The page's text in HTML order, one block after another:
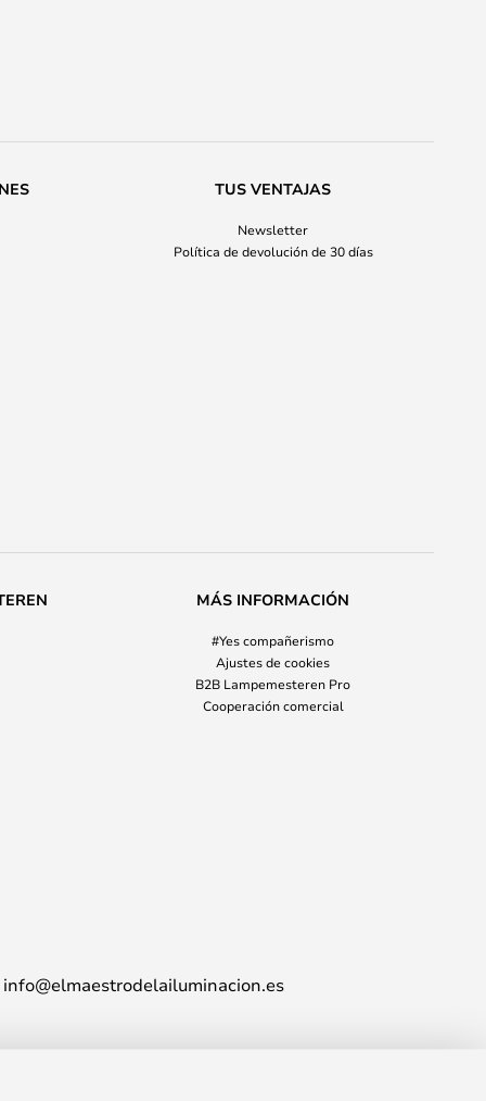
TUS VENTAJAS
Newsletter
Política de devolución de 30 días
MÁS INFORMACIÓN
#Yes compañerismo
Ajustes de cookies
B2B Lampemesteren Pro
Cooperación comercial
info@elmaestrodelailuminacion.es